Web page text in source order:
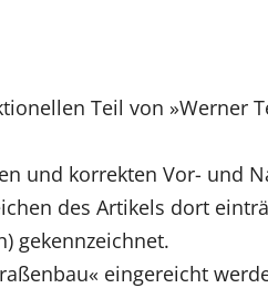
Teil von »Werner
und korrekten Vor- und
des Artikels dort
gekennzeichnet.
eingereicht